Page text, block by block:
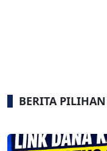
BERITA PILIHAN